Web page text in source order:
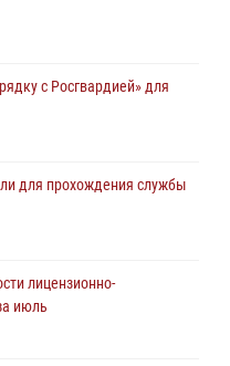
с Росгвардией» для
для прохождения службы
лицензионно-
июль